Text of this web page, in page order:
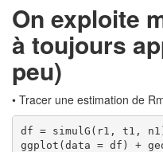
On exploite
à toujours
peu)
• Tracer une estimation de
df = simulG(r1, t1,
ggplot(data = df) +